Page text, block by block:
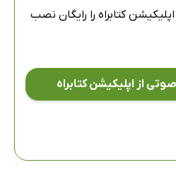
اپلیکیشن کتابراه را رایگان نصب
از اپلیکیشن کتابراه